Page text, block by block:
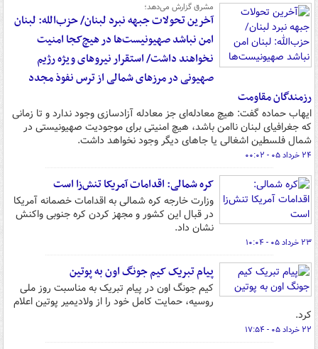
مشرق گزارش می‌دهد؛
آخرین تحولات جبهه نبرد لبنان/ حزب‌الله: لبنان
امن نباشد صهیونیست‌ها در هیچ‌کجا امنیت
نخواهند داشت/ استقرار نیروهای ویژه رژیم
صهیونی در مرزهای شمالی از ترس نفوذ مجدد
رزمندگان مقاومت
ایهاب حماده گفت: هیچ معادله‌ای جز معادله آزادسازی وجود ندارد و تا زمانی
که جغرافیای لبنان ناامن باشد، هیچ امنیتی برای موجودیت صهیونیستی در
شمال فلسطین اشغالی یا جاهای دیگر وجود نخواهد داشت.
۲۴ خرداد ۰۵ - ۰۰:۰۲
کره شمالی: اقدامات آمریکا تنش‌زا است
وزارت خارجه کره شمالی به اقدامات خصمانه آمریکا
در قبال این کشور و مجهز کردن کره جنوبی واکنش
نشان داد.
۲۳ خرداد ۰۵ - ۱۰:۰۴
پیام تبریک کیم جونگ اون به پوتین
کیم جونگ اون در پیام تبریک به مناسبت روز ملی
روسیه، حمایت کامل خود را از ولادیمیر پوتین اعلام
کرد.
۲۲ خرداد ۰۵ - ۱۷:۵۴